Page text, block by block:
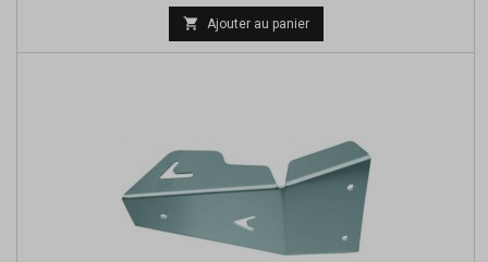
base
 Ajouter au panier